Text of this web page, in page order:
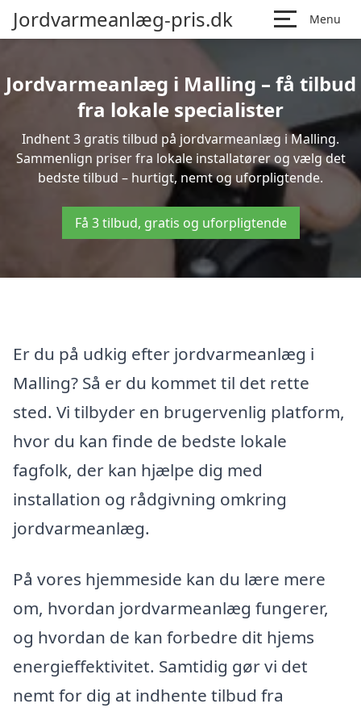
Jordvarmeanlæg-pris.dk Menu
Jordvarmeanlæg i Malling – få tilbud
fra lokale specialister
Indhent 3 gratis tilbud på jordvarmeanlæg i Malling.
Sammenlign priser fra lokale installatører og vælg det
bedste tilbud – hurtigt, nemt og uforpligtende.
Få 3 tilbud, gratis og uforpligtende
Er du på udkig efter jordvarmeanlæg i
Malling? Så er du kommet til det rette
sted. Vi tilbyder en brugervenlig platform,
hvor du kan finde de bedste lokale
fagfolk, der kan hjælpe dig med
installation og rådgivning omkring
jordvarmeanlæg.
På vores hjemmeside kan du lære mere
om, hvordan jordvarmeanlæg fungerer,
og hvordan de kan forbedre dit hjems
energieffektivitet. Samtidig gør vi det
nemt for dig at indhente tilbud fra